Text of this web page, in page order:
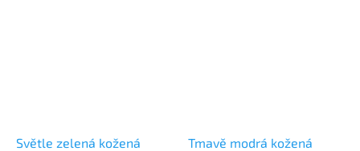
Světle zelená kožená
Tmavě modrá kožená